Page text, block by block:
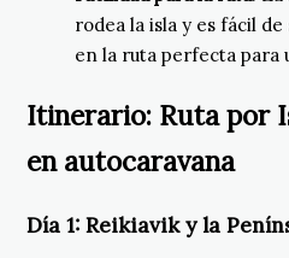
rodea la isla y es fácil
en la ruta perfecta
Itinerario: Ruta por
en autocaravana
Día 1: Reikiavik y la